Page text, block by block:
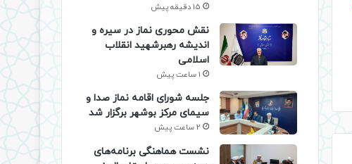
15 دقیقه پیش
نقش محوری نماز در سیره و
اندیشه رهبرشهید انقلاب
اسلامی
1 ساعت پیش
جلسه شورای اقامه نماز صدا و
سیمای مرکز بوشهر برگزار شد
2 ساعت پیش
نشست هماهنگی برنامه‌های